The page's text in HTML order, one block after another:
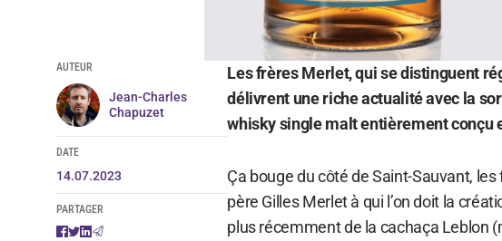
AUTEUR
Jean-Charles
Chapuzet
DATE
14.07.2023
PARTAGER
Les frères Merlet, qui se distinguent
délivrent une riche actualité avec la
whisky single malt entièrement conçu
Ça bouge du côté de Saint-Sauvant,
père Gilles Merlet à qui l’on doit la
plus récemment de la cachaça Leblon